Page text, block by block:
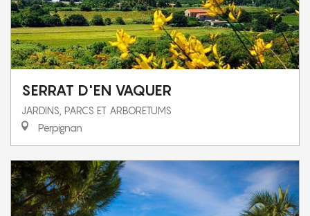
SERRAT D'EN VAQUER
JARDINS, PARCS ET ARBORETUMS
Perpignan